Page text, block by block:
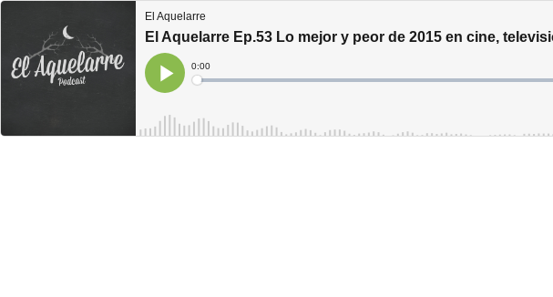
El Aquelarre
El Aquelarre Ep.53 Lo mejor y peor de 2015 en cine,
Play
Current
Time
0:00
Loaded: